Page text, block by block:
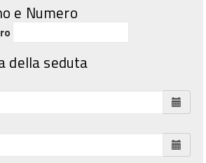
e Numero
della seduta